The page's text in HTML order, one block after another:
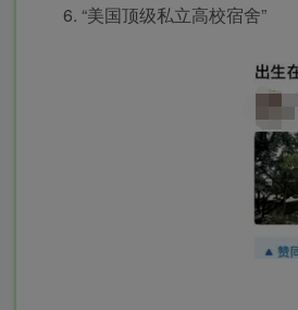
“美国顶级私立高校宿舍”